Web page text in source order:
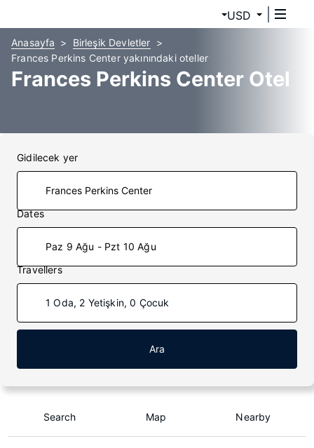
USD
Anasayfa
Birleşik Devletler
Frances Perkins Center yakınındaki oteller
Frances Perkins Center Otel
Gidilecek yer
Dates
Paz 9 Ağu - Pzt 10 Ağu
Travellers
1 Oda, 2 Yetişkin, 0 Çocuk
Ara
Search Map Nearby